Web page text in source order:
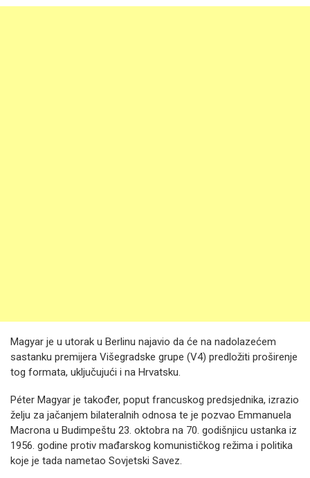
Magyar je u utorak u Berlinu najavio da će na nadolazećem
sastanku premijera Višegradske grupe (V4) predložiti proširenje
tog formata, uključujući i na Hrvatsku.
Péter Magyar je također, poput francuskog predsjednika, izrazio
želju za jačanjem bilateralnih odnosa te je pozvao Emmanuela
Macrona u Budimpeštu 23. oktobra na 70. godišnjicu ustanka iz
1956. godine protiv mađarskog komunističkog režima i politika
koje je tada nametao Sovjetski Savez.